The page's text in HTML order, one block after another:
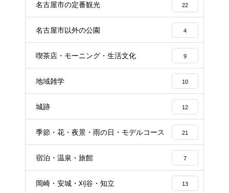
名古屋市の定番観光 22
名古屋市以外の公園 4
喫茶店・モーニング・生活文化 9
地域雑学 10
城跡 12
季節・花・夜景・雨の日・モデルコース 21
宿泊・温泉・旅館 7
岡崎・安城・刈谷・知立 13